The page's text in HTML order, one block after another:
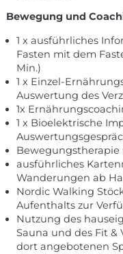
Bewegung und
1 x ausführliches
Fasten mit dem
Min.)
1 x Einzel-
Auswertung des
1x
1 x Bioelektrische
Bewegungstherapie
ausführliches
Wanderungen ab
Nordic Walking
Aufenthalts zur
Nutzung des
Sauna und des Fit &
dort angebotenen